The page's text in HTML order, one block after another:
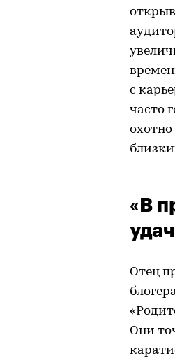
с
часто
«В
Отец
Они